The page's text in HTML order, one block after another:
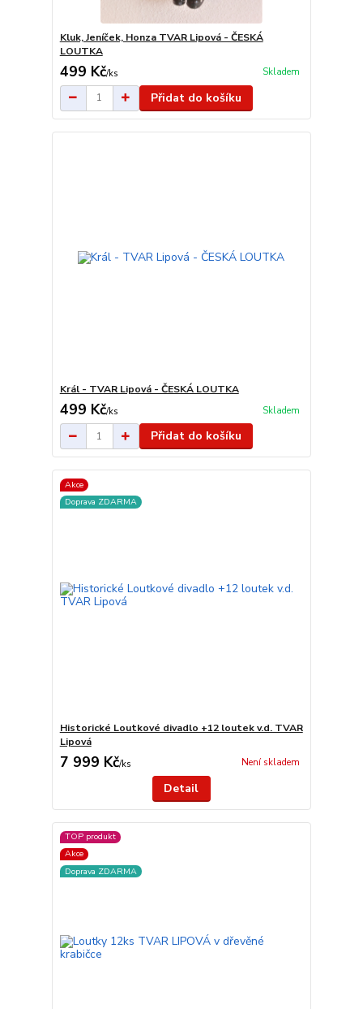
Kluk, Jeníček, Honza TVAR Lipová - ČESKÁ
LOUTKA
499 Kč/ks Skladem
Přidat do košíku
Král - TVAR Lipová - ČESKÁ LOUTKA
499 Kč/ks Skladem
Přidat do košíku
Akce
Doprava ZDARMA
Historické Loutkové divadlo +12 loutek v.d. TVAR
Lipová
7 999 Kč/ks Není skladem
Detail
TOP produkt
Akce
Doprava ZDARMA